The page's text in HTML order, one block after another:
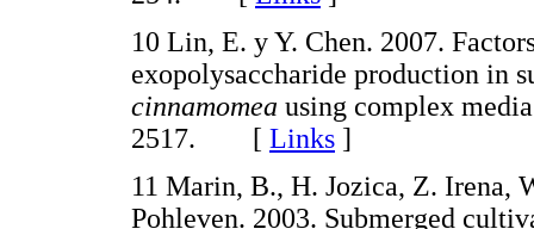
10 Lin, E. y Y. Chen. 2007.
exopolysaccharide production in
cinnamomea using complex
2517. [ Links ]
11 Marin, B., H. Jozica, Z. Irena,
Pohleven. 2003. Submerged